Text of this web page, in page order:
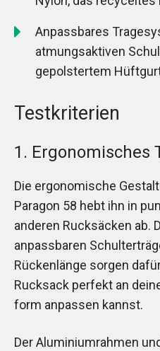
Anpassbares
atmungsaktiven
gepolstertem
Testkriterien
1. Ergonomisches
Die ergonomische
Paragon 58 hebt ihn in
anderen Rucksäcken ab.
anpassbaren
Rückenlänge sorgen
Rucksack perfekt an
form anpassen kannst.
Der Aluminiumrahmen